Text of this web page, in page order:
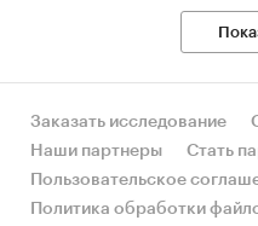
Заказать исследование
Наши партнеры
Стать
Пользовательское
Политика обработки